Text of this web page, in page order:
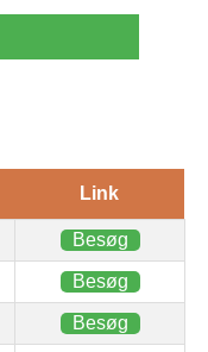
Link
Besøg
Besøg
Besøg